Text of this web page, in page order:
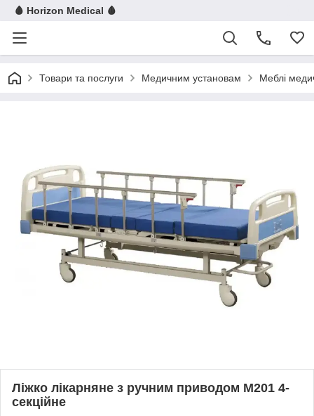
🩸 Horizon Medical 🩸
Товари та послуги Медичним установам Меблі
Ліжко лікарняне з ручним приводом M201 4-
секційне